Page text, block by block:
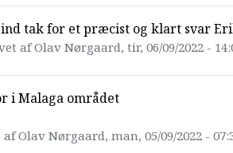
tak for et præcist og klart svar
af Olav Nørgaard, tir, 06/09/2022 -
i Malaga området
Olav Nørgaard, man, 05/09/2022 -